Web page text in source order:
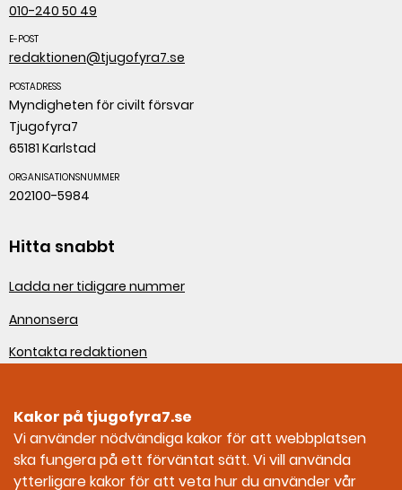
010-240 50 49
E-POST
redaktionen@tjugofyra7.se
POSTADRESS
Myndigheten för civilt försvar
Tjugofyra7
65181 Karlstad
ORGANISATIONSNUMMER
202100-5984
Hitta snabbt
Ladda ner tidigare nummer
Annonsera
Kontakta redaktionen
Sociala medier
Tjugofyra7 på Facebook
Kakor på tjugofyra7.se
Vi använder nödvändiga kakor för att webbplatsen
ska fungera på ett förväntat sätt. Vi vill använda
ytterligare kakor för att veta hur du använder vår